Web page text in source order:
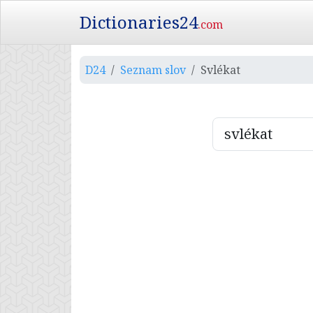
Dictionaries24.com
D24 Seznam slov Svlékat